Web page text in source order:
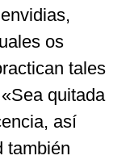
os
tales
quitada
así
también